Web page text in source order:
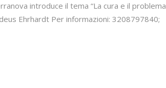
introduce il tema “La cura e il problema
Ehrhardt Per informazioni: 3208797840;